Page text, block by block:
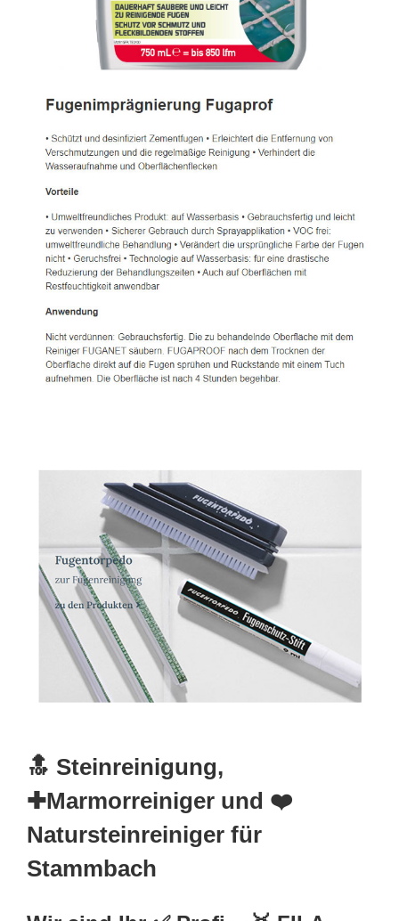
🔝 Steinreinigung,
✚Marmorreiniger und ❤️
Natursteinreiniger für
Stammbach